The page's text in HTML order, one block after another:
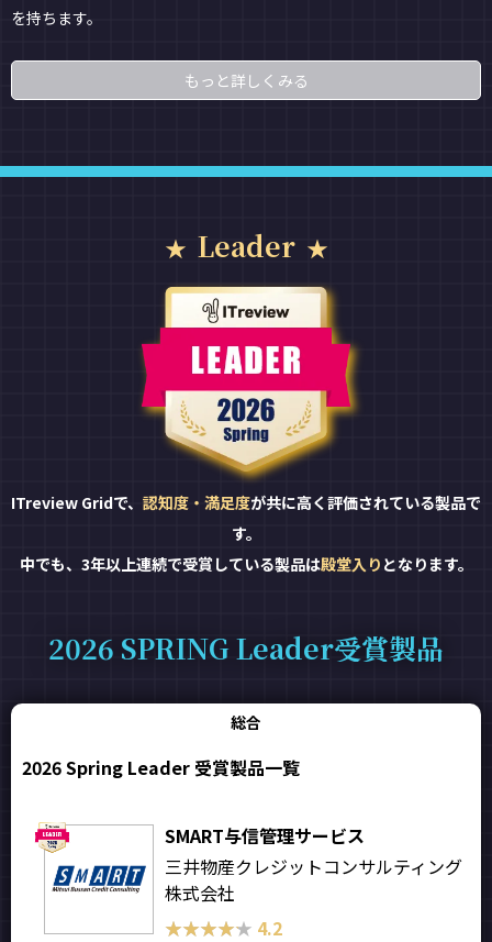
を持ちます。
もっと詳しくみる
Leader
ITreview Gridで、 認知度・満足度が共に高く評価されている製品で
す。
中でも、3年以上連続で受賞している製品は殿堂入り となります。
2026 SPRING Leader受賞製品
総合
2026 Spring Leader 受賞製品一覧
SMART与信管理サービス
三井物産クレジットコンサルティング
株式会社
★★★★★
★★★★★ 4.2